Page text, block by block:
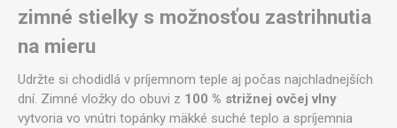
zimné stielky s možnosťou zastrihnutia
na mieru
Udržte si chodidlá v príjemnom teple aj počas najchladnejších
dní. Zimné vložky do obuvi z 100 % strižnej ovčej vlny
vytvoria vo vnútri topánky mäkké suché teplo a spríjemnia